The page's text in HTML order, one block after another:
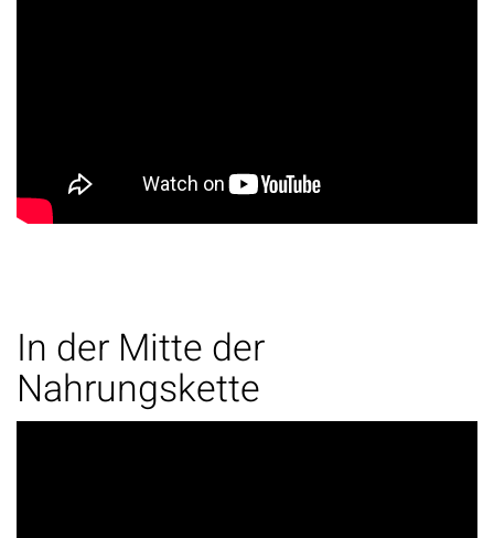
In der Mitte der
Nahrungskette